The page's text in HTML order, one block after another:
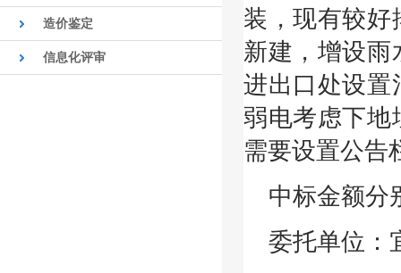
造价鉴定
信息化评审
装，现有较好
新建，增设雨
进出口处设置
弱电考虑下地
需要设置公告
中标金额分
委托单位：